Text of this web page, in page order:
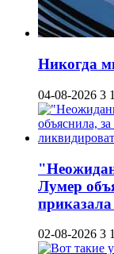
Никогда
04-08-2026 3
Лумер
02-08-2026 3